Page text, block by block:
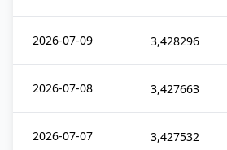
2026-07-09 3,428296
2026-07-08 3,427663
2026-07-07 3,427532